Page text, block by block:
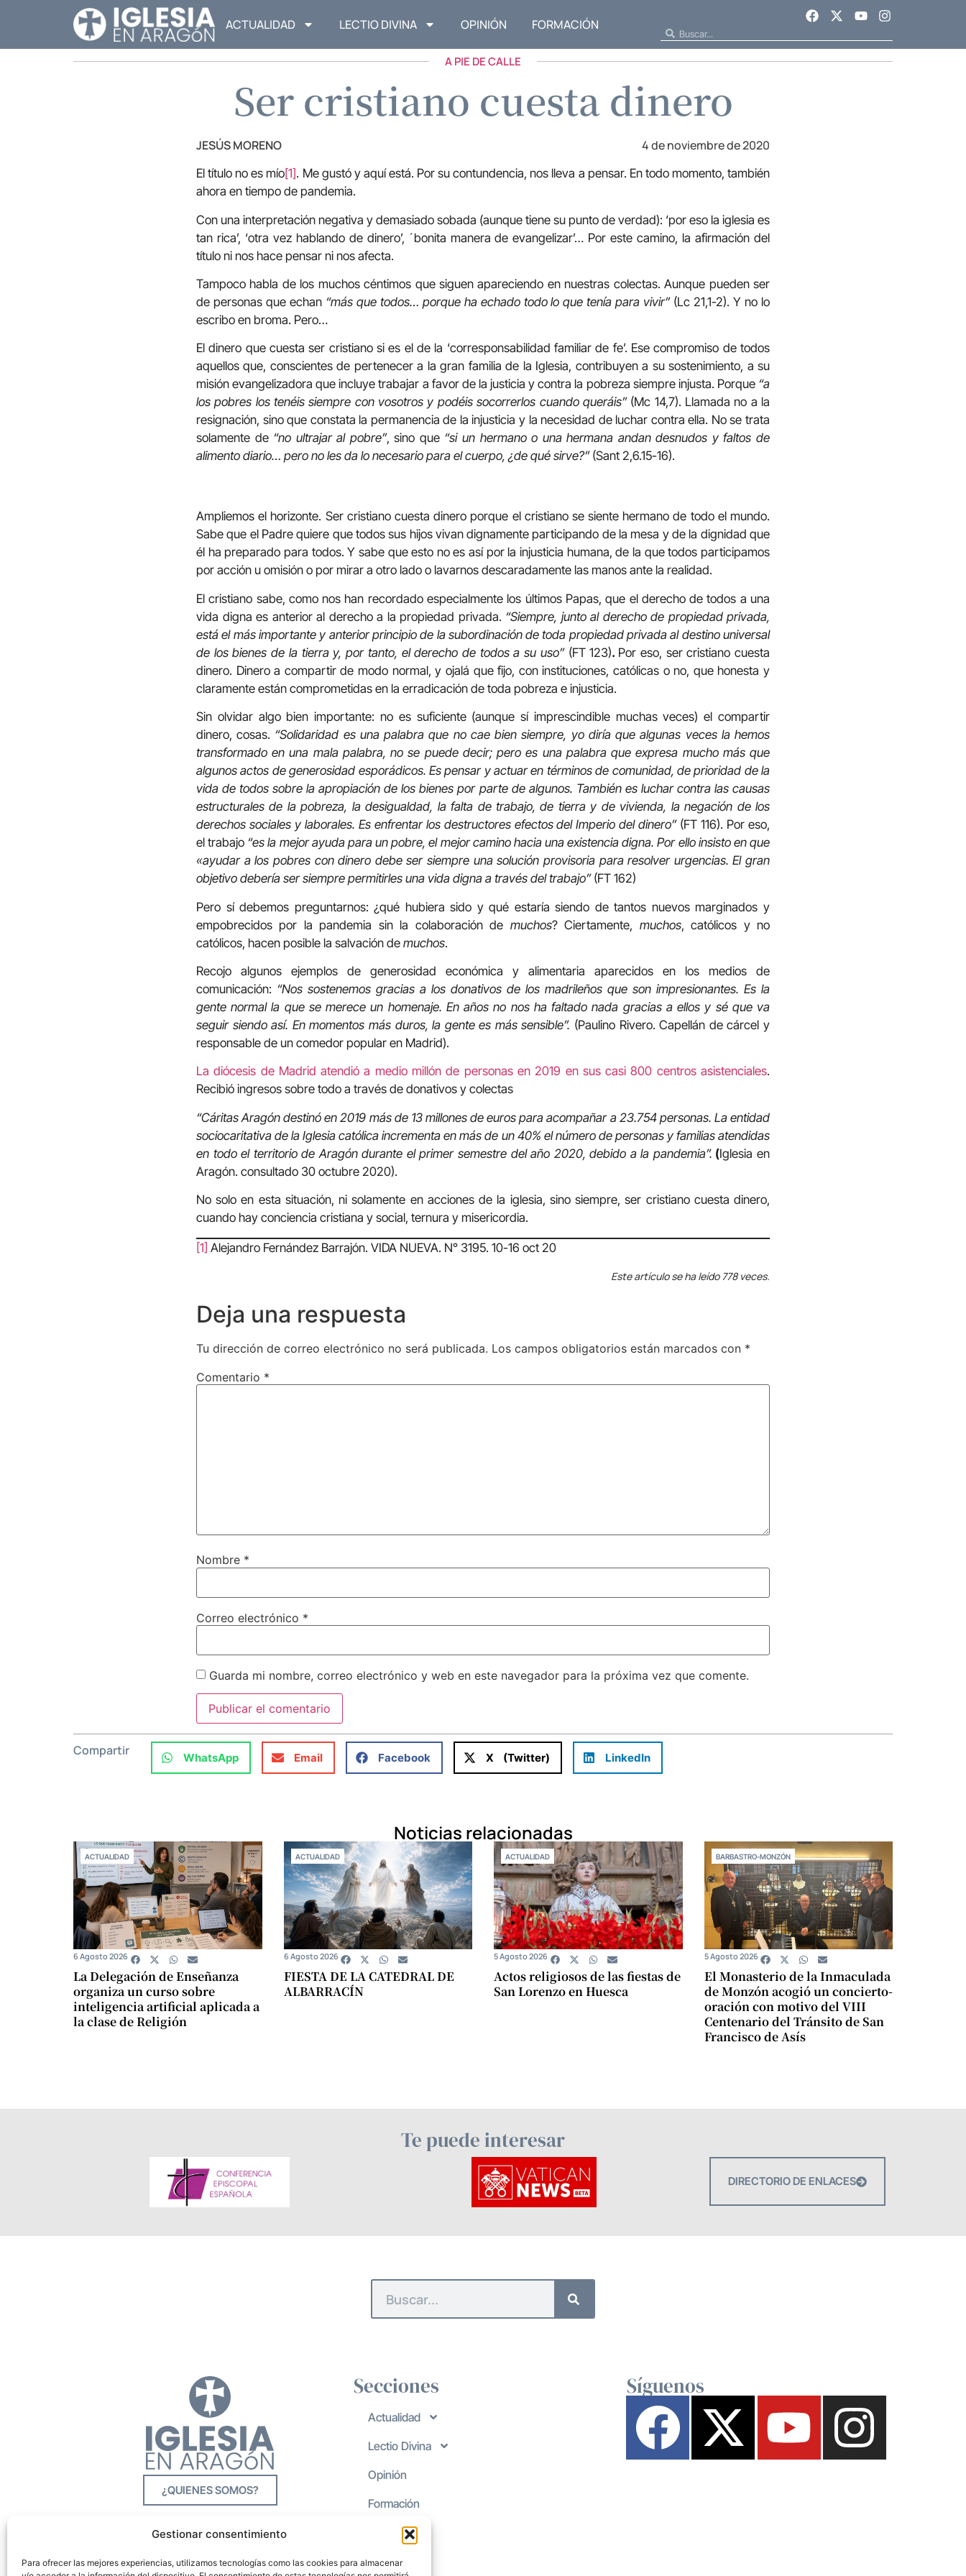
Gestionar consentimiento
Para ofrecer las mejores experiencias, utilizamos tecnologías como las cookies para almacenar
ACTUALIDAD LECTIO DIVINA OPINIÓN FORMACIÓN
A PIE DE CALLE
Ser cristiano cuesta dinero
JESÚS MORENO 4 de noviembre de 2020
El título no es mío[1]. Me gustó y aquí está. Por su contundencia, nos lleva a pensar. En todo momento, también
ahora en tiempo de pandemia.
Con una interpretación negativa y demasiado sobada (aunque tiene su punto de verdad): ‘por eso la iglesia es
tan rica’, ‘otra vez hablando de dinero’, ´bonita manera de evangelizar’… Por este camino, la afirmación del
título ni nos hace pensar ni nos afecta.
Tampoco habla de los muchos céntimos que siguen apareciendo en nuestras colectas. Aunque pueden ser
de personas que echan “más que todos… porque ha echado todo lo que tenía para vivir”(Lc 21,1-2). Y no lo
escribo en broma. Pero…
El dinero que cuesta ser cristiano si es el de la ‘corresponsabilidad familiar de fe’. Ese compromiso de todos
aquellos que, conscientes de pertenecer a la gran familia de la Iglesia, contribuyen a su sostenimiento, a su
misión evangelizadora que incluye trabajar a favor de la justicia y contra la pobreza siempre injusta. Porque “a
los pobres los tenéis siempre con vosotros y podéis socorrerlos cuando queráis”(Mc 14,7). Llamada no a la
resignación, sino que constata la permanencia de la injusticia y la necesidad de luchar contra ella. No se trata
solamente de “no ultrajar al pobre”, sino que “si un hermano o una hermana andan desnudos y faltos de
alimento diario… pero no les da lo necesario para el cuerpo, ¿de qué sirve?”(Sant 2,6.15-16).
Ampliemos el horizonte. Ser cristiano cuesta dinero porque el cristiano se siente hermano de todo el mundo.
Sabe que el Padre quiere que todos sus hijos vivan dignamente participando de la mesa y de la dignidad que
él ha preparado para todos. Y sabe que esto no es así por la injusticia humana, de la que todos participamos
por acción u omisión o por mirar a otro lado o lavarnos descaradamente las manos ante la realidad.
El cristiano sabe, como nos han recordado especialmente los últimos Papas, que el derecho de todos a una
vida digna es anterior al derecho a la propiedad privada. “Siempre, junto al derecho de propiedad privada,
está el más importante y anterior principio de la subordinación de toda propiedad privada al destino universal
de los bienes de la tierra y, por tanto, el derecho de todos a su uso”(FT 123). Por eso, ser cristiano cuesta
dinero. Dinero a compartir de modo normal, y ojalá que fijo, con instituciones, católicas o no, que honesta y
claramente están comprometidas en la erradicación de toda pobreza e injusticia.
Sin olvidar algo bien importante: no es suficiente (aunque sí imprescindible muchas veces) el compartir
dinero, cosas. “Solidaridad es una palabra que no cae bien siempre, yo diría que algunas veces la hemos
transformado en una mala palabra, no se puede decir; pero es una palabra que expresa mucho más que
algunos actos de generosidad esporádicos. Es pensar y actuar en términos de comunidad, de prioridad de la
vida de todos sobre la apropiación de los bienes por parte de algunos. También es luchar contra las causas
estructurales de la pobreza, la desigualdad, la falta de trabajo, de tierra y de vivienda, la negación de los
derechos sociales y laborales. Es enfrentar los destructores efectos del Imperio del dinero”(FT 116). Por eso,
el trabajo “es la mejor ayuda para un pobre, el mejor camino hacia una existencia digna. Por ello insisto en que
«ayudar a los pobres con dinero debe ser siempre una solución provisoria para resolver urgencias. El gran
objetivo debería ser siempre permitirles una vida digna a través del trabajo”(FT 162)
Pero sí debemos preguntarnos: ¿qué hubiera sido y qué estaría siendo de tantos nuevos marginados y
empobrecidos por la pandemia sin la colaboración de muchos? Ciertamente, muchos, católicos y no
católicos, hacen posible la salvación de muchos.
Recojo algunos ejemplos de generosidad económica y alimentaria aparecidos en los medios de
comunicación: “Nos sostenemos gracias a los donativos de los madrileños que son impresionantes. Es la
gente normal la que se merece un homenaje. En años no nos ha faltado nada gracias a ellos y sé que va
seguir siendo así. En momentos más duros, la gente es más sensible”. (Paulino Rivero. Capellán de cárcel y
responsable de un comedor popular en Madrid).
La diócesis de Madrid atendió a medio millón de personas en 2019 en sus casi 800 centros asistenciales.
Recibió ingresos sobre todo a través de donativos y colectas
“Cáritas Aragón destinó en 2019 más de 13 millones de euros para acompañar a 23.754 personas. La entidad
sociocaritativa de la Iglesia católica incrementa en más de un 40% el número de personas y familias atendidas
en todo el territorio de Aragón durante el primer semestre del año 2020, debido a la pandemia”. (Iglesia en
Aragón. consultado 30 octubre 2020).
No solo en esta situación, ni solamente en acciones de la iglesia, sino siempre, ser cristiano cuesta dinero,
cuando hay conciencia cristiana y social, ternura y misericordia.
[1] Alejandro Fernández Barrajón. VIDA NUEVA. N° 3195. 10-16 oct 20
Este artículo se ha leído 778 veces.
Deja una respuesta
Tu dirección de correo electrónico no será publicada. Los campos obligatorios están marcados con *
Comentario *
Nombre *
Correo electrónico *
Guarda mi nombre, correo electrónico y web en este navegador para la próxima vez que comente.
Compartir WhatsApp Email Facebook X (Twitter) LinkedIn
Noticias relacionadas
ACTUALIDAD
La Delegación de Enseñanza
organiza un curso sobre
inteligencia artificial aplicada a
la clase de Religión
6 Agosto 2026
ACTUALIDAD
FIESTA DE LA CATEDRAL DE
ALBARRACÍN
6 Agosto 2026
ACTUALIDAD
Actos religiosos de las fiestas de
San Lorenzo en Huesca
5 Agosto 2026
BARBASTRO-MONZÓN
El Monasterio de la Inmaculada
de Monzón acogió un concierto-
oración con motivo del VIII
Centenario del Tránsito de San
Francisco de Asís
5 Agosto 2026
Te puede interesar
DIRECTORIO DE ENLACES
¿QUIENES SOMOS?
Secciones
Actualidad
Lectio Divina
Opinión
Formación
Síguenos